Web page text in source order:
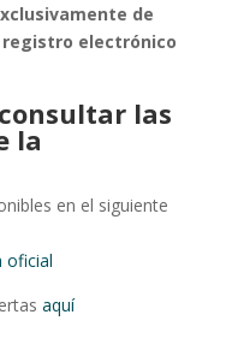
de
registro electrónico
las
la
en el siguiente
oficial
aquí